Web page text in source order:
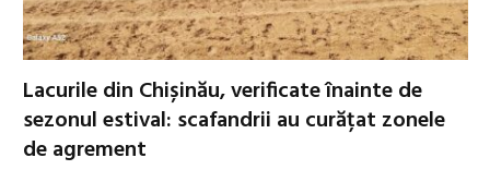
Lacurile din Chișinău, verificate înainte de
sezonul estival: scafandrii au curățat zonele
de agrement